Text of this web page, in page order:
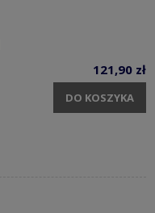
121,90 zł
DO KOSZYKA